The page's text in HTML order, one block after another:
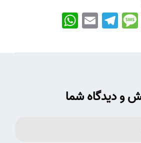
WhatsApp EmailTelegramMessage
و دیدگاه شما